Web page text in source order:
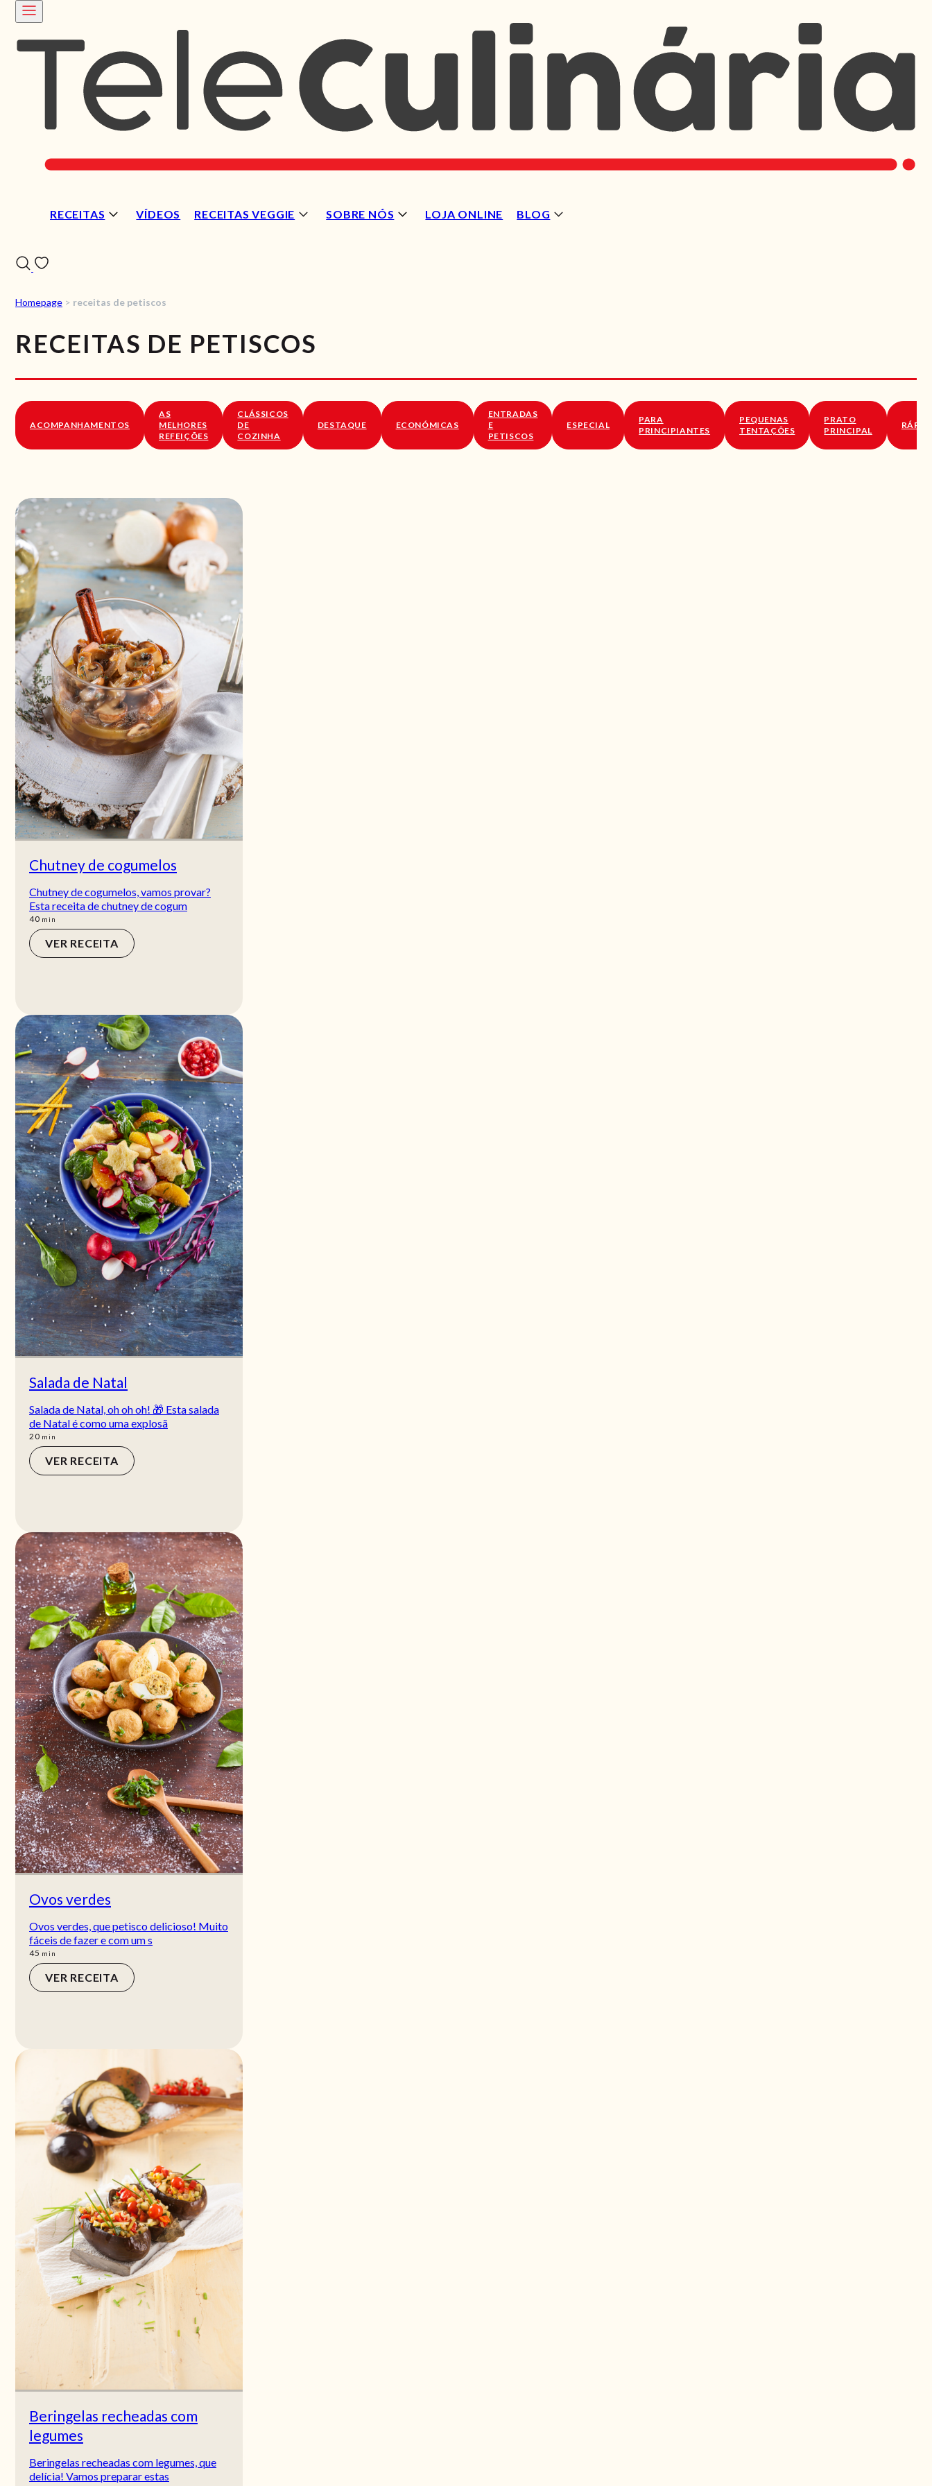
RECEITAS VÍDEOS RECEITAS VEGGIE SOBRE NÓS LOJA ONLINE BLOG
SOBRE NÓS
Homepage > receitas de petiscos
RECEITAS DE PETISCOS
ACOMPANHAMENTOS
AS
MELHORES
REFEIÇÕES
CLÁSSICOS
DE
COZINHA
DESTAQUE ECONÓMICAS
ENTRADAS
E
PETISCOS
ESPECIAL
PARA
PRINCIPIANTES
PEQUENAS
TENTAÇÕES
PRATO
PRINCIPAL
Chutney de cogumelos
Chutney de cogumelos, vamos provar?
Esta receita de chutney de cogum
40min
min
VER RECEITA
Salada de Natal
Salada de Natal, oh oh oh! 🎁 Esta salada
de Natal é como uma explosã
20min
min
VER RECEITA
Ovos verdes
Ovos verdes, que petisco delicioso! Muito
fáceis de fazer e com um s
45 min
min
VER RECEITA
Beringelas recheadas com
legumes
Beringelas recheadas com legumes, que
delícia! Vamos preparar estas